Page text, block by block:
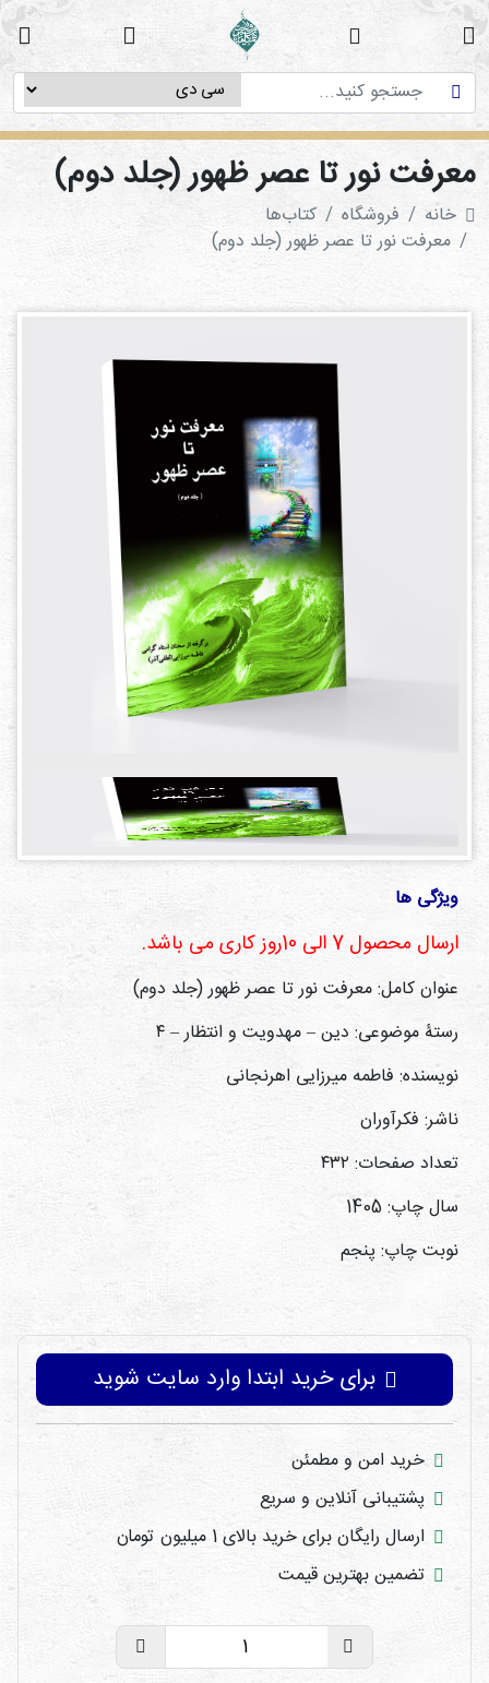
دوره
های
آموزشی
پژوهش
های
میان
ای
قوانین
و
مقررات
سایت
معرفت نور تا عصر ظهور (جلد دوم)
خانه فروشگاه
کتاب‌ها‌
معرفت نور تا عصر ظهور (جلد دوم)
ویژگی ها
ارسال محصول 7 الی 10روز کاری می باشد.
عنوان کامل: معرفت نور تا عصر ظهور (جلد دوم)
رستۀ موضوعی: دین – مهدویت و انتظار – ۴
نویسنده: فاطمه میرزایی اهرنجانی
ناشر: فکرآوران
تعداد صفحات: ۴۳۲
سال چاپ: 1405
نوبت چاپ: پنجم
برای خرید ابتدا وارد سایت شوید
خرید امن و مطمئن
پشتیبانی آنلاین و سریع
ارسال رایگان برای خرید بالای 1 میلیون تومان
تضمین بهترین قیمت